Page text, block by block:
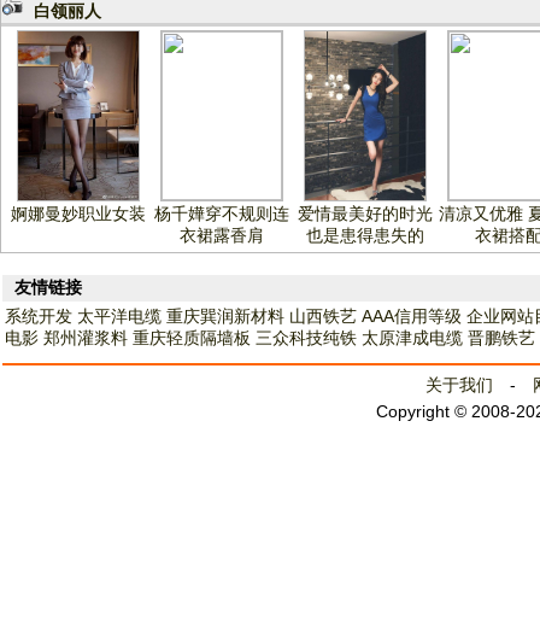
白领丽人
婀娜曼妙职业女装 杨千嬅穿不规则连
衣裙露香肩
爱情最美好的时光
也是患得患失的
清凉又优雅
衣裙搭
友情链接
系统开发 太平洋电缆 重庆巽润新材料 山西铁艺 AAA信用等级 企业网站
电影 郑州灌浆料 重庆轻质隔墙板 三众科技纯铁 太原津成电缆 晋鹏铁艺
关于我们 -
Copyright © 2008-